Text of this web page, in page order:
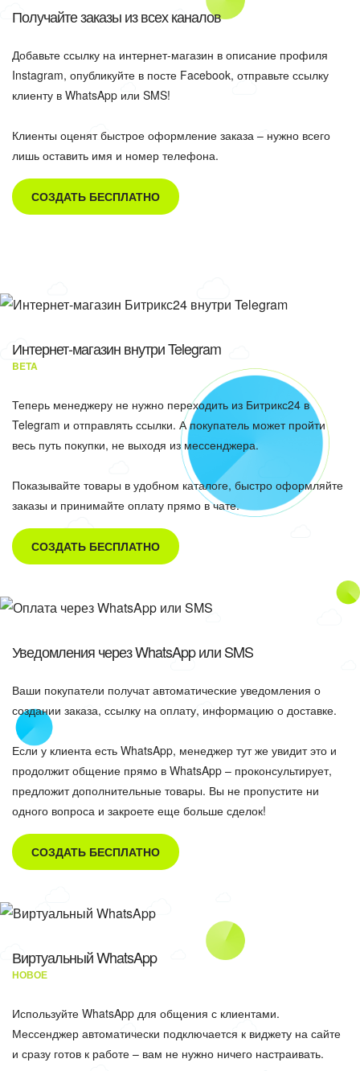
Получайте заказы из всех каналов
Добавьте ссылку на интернет-магазин в описание профиля
Instagram, опубликуйте в посте Facebook, отправьте ссылку
клиенту в WhatsApp или SMS!
Клиенты оценят быстрое оформление заказа – нужно всего
лишь оставить имя и номер телефона.
СОЗДАТЬ БЕСПЛАТНО
Интернет-магазин внутри Telegram
BETA
Теперь менеджеру не нужно переходить из Битрикс24 в
Telegram и отправлять ссылки. А покупатель может пройти
весь путь покупки, не выходя из мессенджера.
Показывайте товары в удобном каталоге, быстро оформляйте
заказы и принимайте оплату прямо в чате.
СОЗДАТЬ БЕСПЛАТНО
Уведомления через WhatsApp или SMS
Ваши покупатели получат автоматические уведомления о
создании заказа, ссылку на оплату, информацию о доставке.
Если у клиента есть WhatsApp, менеджер тут же увидит это и
продолжит общение прямо в WhatsApp – проконсультирует,
предложит дополнительные товары. Вы не пропустите ни
одного вопроса и закроете еще больше сделок!
СОЗДАТЬ БЕСПЛАТНО
Виртуальный WhatsApp
НОВОЕ
Используйте WhatsApp для общения с клиентами.
Мессенджер автоматически подключается к виджету на сайте
и сразу готов к работе – вам не нужно ничего настраивать.